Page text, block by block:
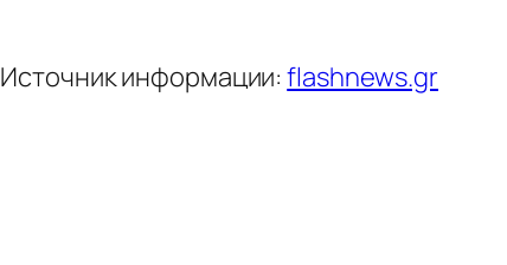
Источник информации:flashnews.gr